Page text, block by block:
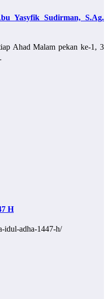
Yasyfik Sudirman, S.Ag.
Ahad Malam pekan ke-1, 3
H
idul-adha-1447-h/